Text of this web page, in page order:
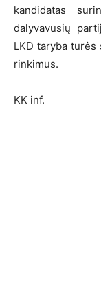
kandidatas
dalyvavusių
LKD taryba
rinkimus.
KK inf.